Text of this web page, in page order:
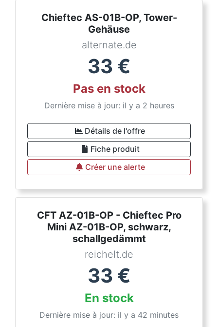
Chieftec AS-01B-OP, Tower-
Gehäuse
alternate.de
33 €
Pas en stock
Dernière mise à jour: il y a 2 heures
Détails de l'offre
Fiche produit
Créer une alerte
CFT AZ-01B-OP - Chieftec Pro
Mini AZ-01B-OP, schwarz,
schallgedämmt
reichelt.de
33 €
En stock
Dernière mise à jour: il y a 42 minutes